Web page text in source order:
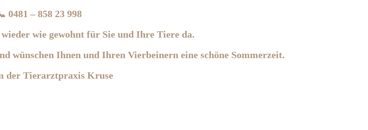
0481 – 858 23 998
wie gewohnt für Sie und Ihre Tiere da.
wünschen Ihnen und Ihren Vierbeinern eine schöne Sommerzeit.
der Tierarztpraxis Kruse